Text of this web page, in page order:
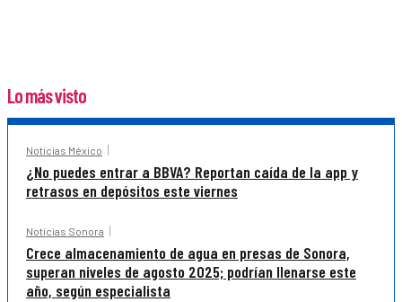
Lo más visto
Noticias México
¿No puedes entrar a BBVA? Reportan caída de la app y
retrasos en depósitos este viernes
Noticias Sonora
Crece almacenamiento de agua en presas de Sonora,
superan niveles de agosto 2025; podrían llenarse este
año, según especialista